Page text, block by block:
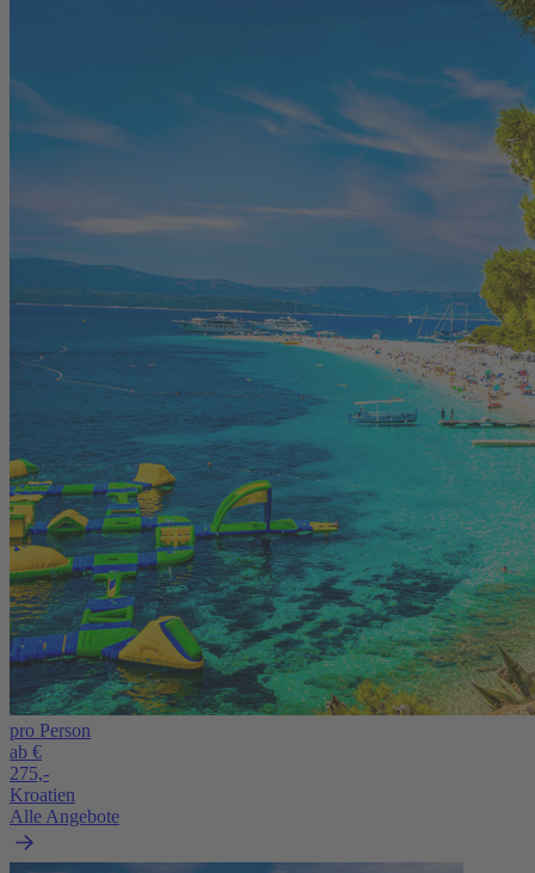
pro Person
ab €
275,-
Kroatien
Alle Angebote